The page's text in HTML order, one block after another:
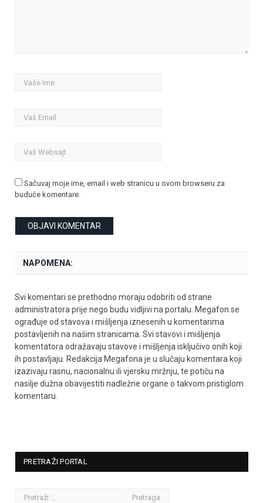
Sačuvaj moje ime, email i web stranicu u ovom browseru za
buduće komentare.
NAPOMENA:
Svi komentari se prethodno moraju odobriti od strane
administratora prije nego budu vidljivi na portalu. Megafon se
ograđuje od stavova i mišljenja iznesenih u komentarima
postavljenih na našim stranicama. Svi stavovi i mišljenja
komentatora odražavaju stavove i mišljenja isključivo onih koji
ih postavljaju. Redakcija Megafona je u slučaju komentara koji
izazivaju rasnu, nacionalnu ili vjersku mržnju, te potiču na
nasilje dužna obavijestiti nadležne organe o takvom pristiglom
komentaru.
PRETRAŽI PORTAL